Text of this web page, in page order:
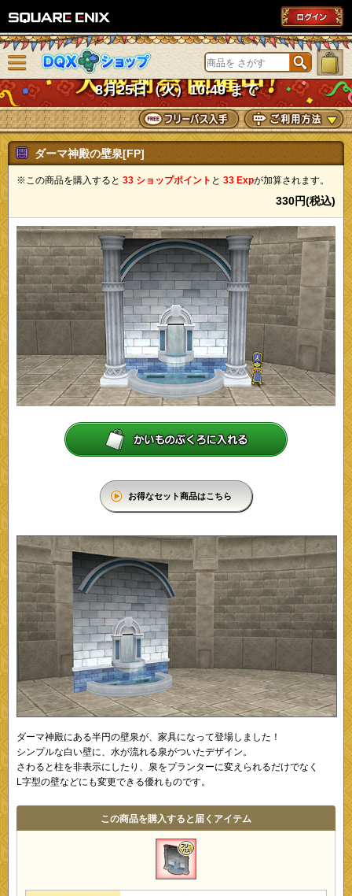
DQXショップ
8月25日（火）10:49 まで
ニューを閉じる
ダーマ神殿の壁泉[FP]
※この商品を購入すると 33 ショップポイント と 33 Expが加算されます。
330円(税込)
お得なセット商品はこちら
ダーマ神殿にある半円の壁泉が、家具になって登場しました！
シンプルな白い壁に、水が流れる泉がついたデザイン。
さわると柱を非表示にしたり、泉をプランターに変えられるだけでなく
L字型の壁などにも変更できる優れものです。
この商品を購入すると届くアイテム